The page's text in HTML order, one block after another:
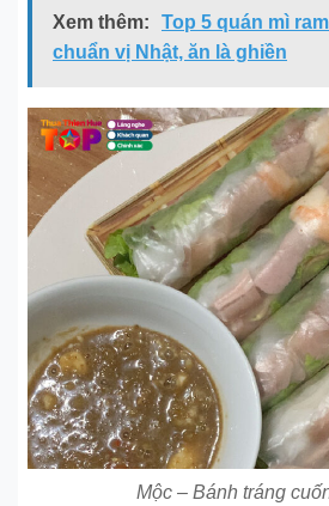
Xem thêm:
Top 5 quán mì
chuẩn vị Nhật, ăn là ghiền
Mộc – Bánh tráng